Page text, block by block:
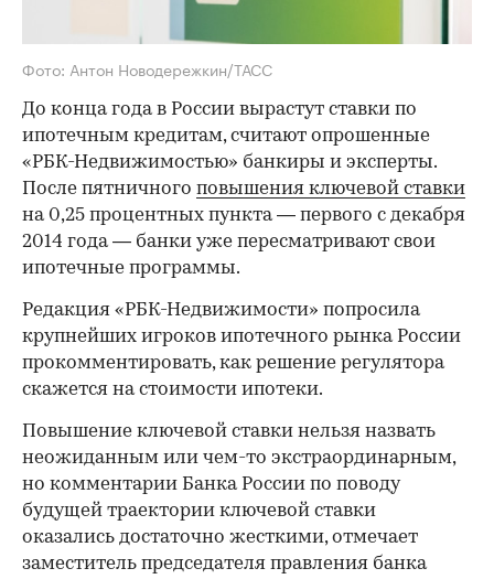
Фото: Антон Новодережкин/ТАСС
До конца года в России вырастут ставки по
ипотечным кредитам, считают опрошенные
«РБК-Недвижимостью» банкиры и эксперты.
После пятничного повышения ключевой ставки
на 0,25 процентных пункта — первого с декабря
2014 года — банки уже пересматривают свои
ипотечные программы.
Редакция «РБК-Недвижимости» попросила
крупнейших игроков ипотечного рынка России
прокомментировать, как решение регулятора
скажется на стоимости ипотеки.
Повышение ключевой ставки нельзя назвать
неожиданным или чем-то экстраординарным,
но комментарии Банка России по поводу
будущей траектории ключевой ставки
оказались достаточно жесткими, отмечает
заместитель председателя правления банка